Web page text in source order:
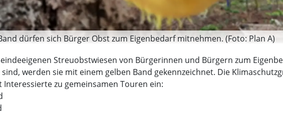
dürfen sich Bürger Obst zum Eigenbedarf mitnehmen. (Foto: Plan A)
Streuobstwiesen von Bürgerinnen und Bürgern zum
werden sie mit einem gelben Band gekennzeichnet. Die
zu gemeinsamen Touren ein: